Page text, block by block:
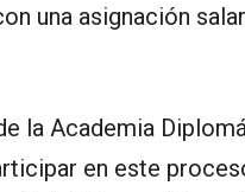
una asignación
la Academia
en este